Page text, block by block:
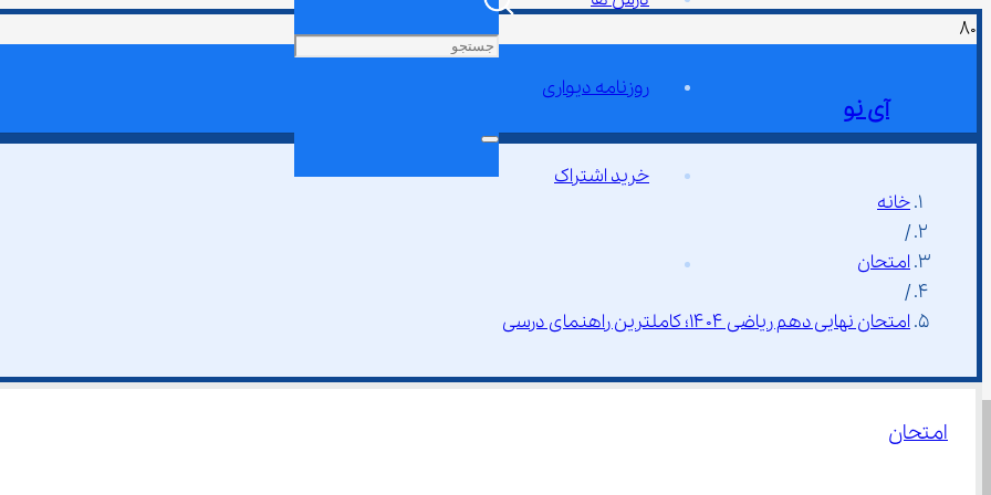
آی نو
روزنامه دیواری
خرید اشتراک
خانه
/
امتحان
/
امتحان نهایی دهم ریاضی ۱۴۰۴؛ کاملترین راهنمای درسی
امتحان